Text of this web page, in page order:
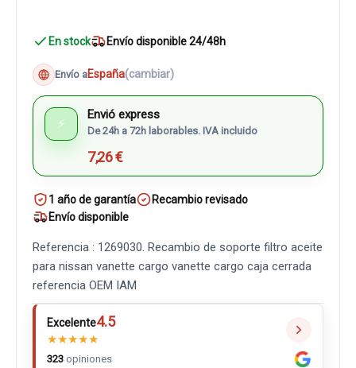
En stock Envío disponible 24/48h
Envío aEspaña(cambiar)
⚡
Envió express
De 24h a 72h laborables. IVA incluido
7,26 €
1 año de garantía
Recambio revisado
Envío disponible
Referencia : 1269030. Recambio de soporte filtro aceite
para nissan vanette cargo vanette cargo caja cerrada
referencia OEM IAM
Excelente4.5
★★★★★
323 opiniones